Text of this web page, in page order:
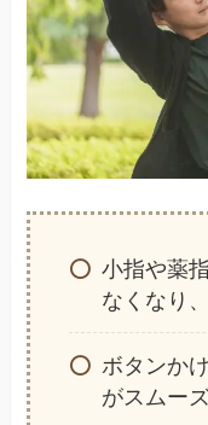
小指や薬
なくなり
ボタンか
がスムー